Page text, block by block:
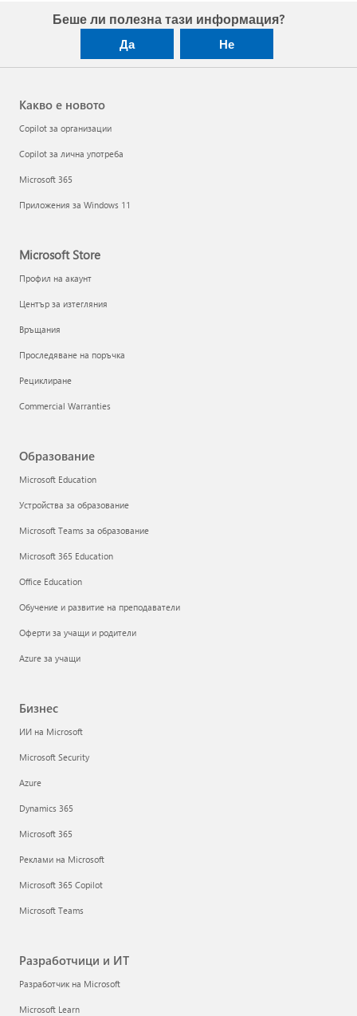
Беше ли полезна тази информация?
Да Не
Какво е новото
Copilot за организации
Copilot за лична употреба
Microsoft 365
Приложения за Windows 11
Microsoft Store
Профил на акаунт
Център за изтегляния
Връщания
Проследяване на поръчка
Рециклиране
Commercial Warranties
Образование
Microsoft Education
Устройства за образование
Microsoft Teams за образование
Microsoft 365 Education
Office Education
Обучение и развитие на преподаватели
Оферти за учащи и родители
Azure за учащи
Бизнес
ИИ на Microsoft
Microsoft Security
Azure
Dynamics 365
Microsoft 365
Реклами на Microsoft
Microsoft 365 Copilot
Microsoft Teams
Разработчици и ИТ
Разработчик на Microsoft
Microsoft Learn